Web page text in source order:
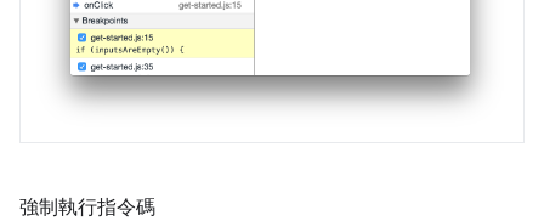
強制執行指令碼